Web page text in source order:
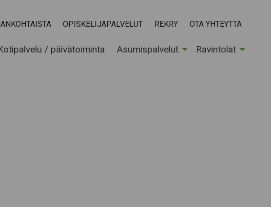
OPISKELIJAPALVELUT REKRY OTA YHTEYTTÄ
/ päivätoiminta Asumispalvelut Ravintolat